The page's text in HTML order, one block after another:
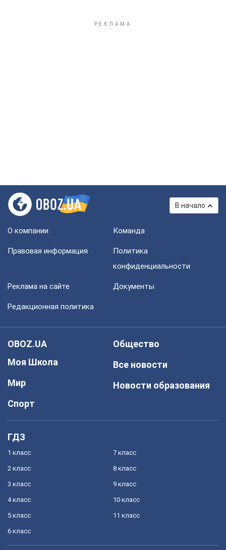
В начало
О компании Команда
Правовая информация
Политика
конфиденциальности
Реклама на сайте Документы
Редакционная политика
OBOZ.UA
Моя Школа
Мир
Спорт
Общество
Все новости
Новости образования
ГДЗ
1 класс
2 класс
3 класс
4 класс
5 класс
6 класс
7 класс
8 класс
9 класс
10 класс
11 класс